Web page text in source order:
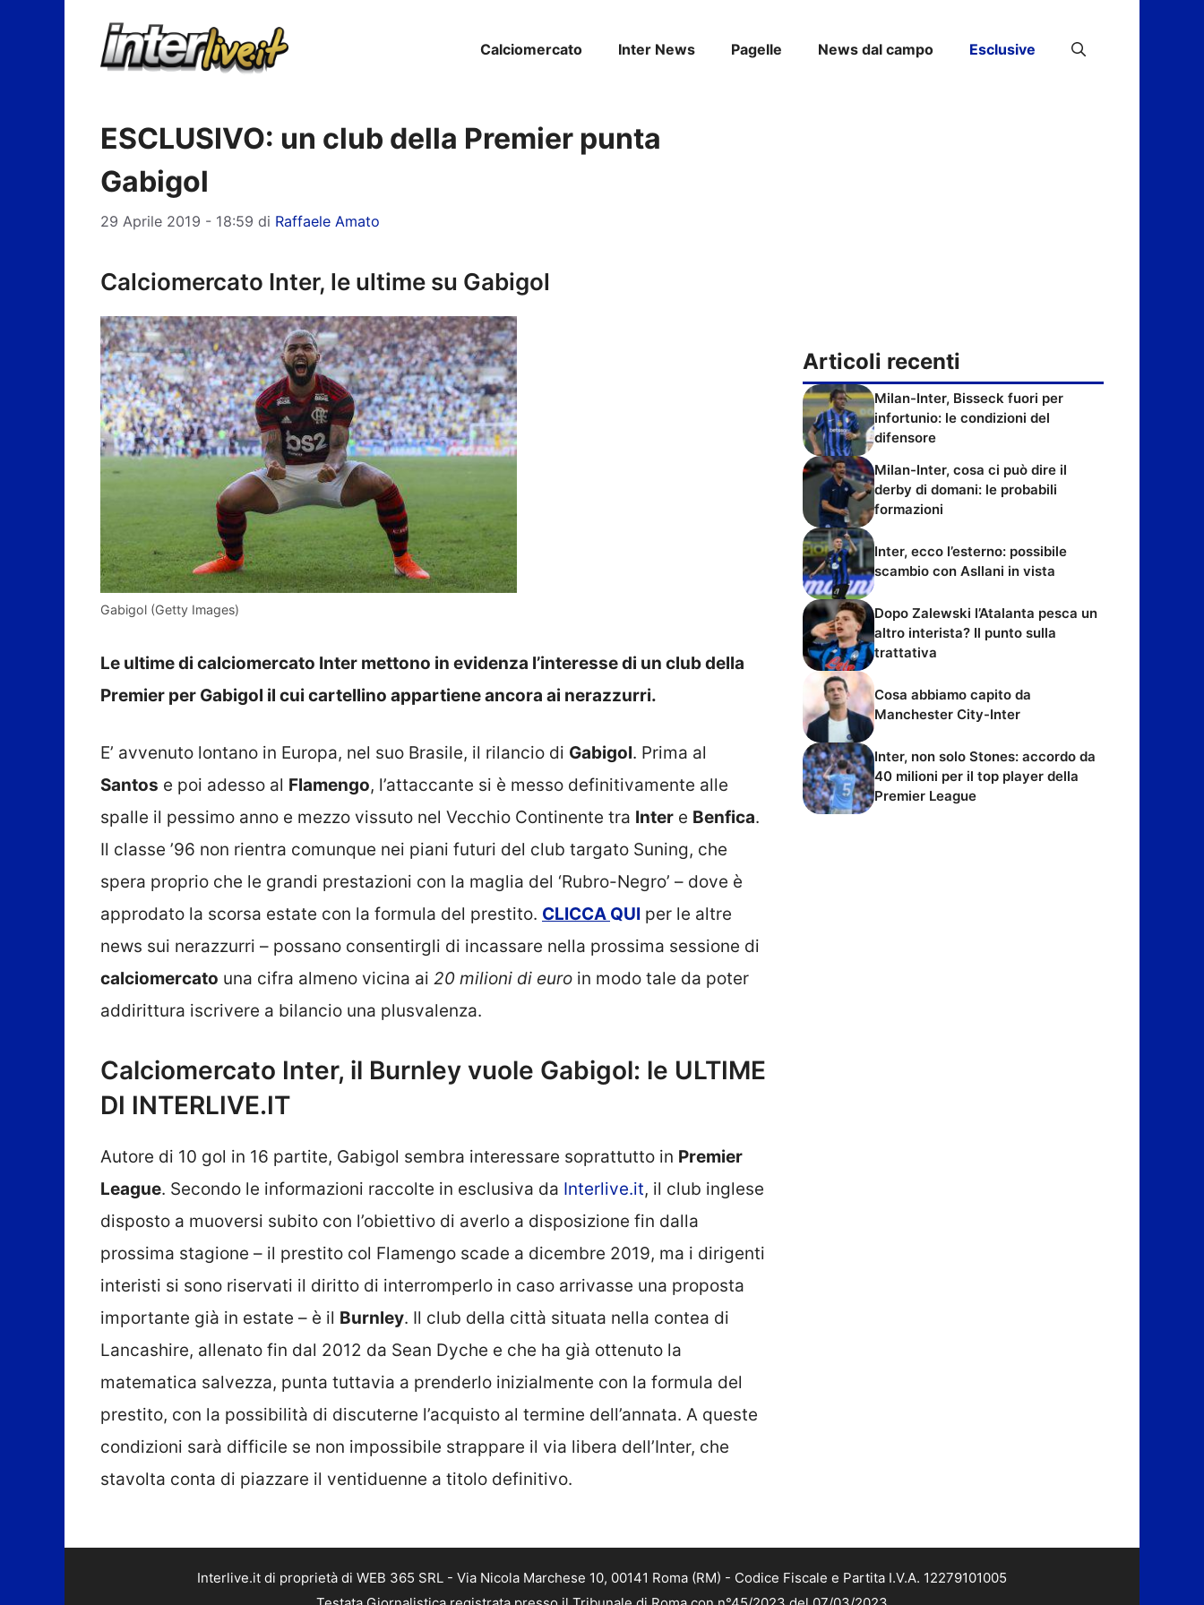
Calciomercato Inter News Pagelle News dal campo Esclusive
ESCLUSIVO: un club della Premier punta
Gabigol
29 Aprile 2019 - 18:59 di Raffaele Amato
Calciomercato Inter, le ultime su Gabigol
Gabigol (Getty Images)
Le ultime di calciomercato Inter mettono in evidenza l’interesse di un club della
Premier per Gabigol il cui cartellino appartiene ancora ai nerazzurri.
E’ avvenuto lontano in Europa, nel suo Brasile, il rilancio di Gabigol. Prima al
Santos e poi adesso al Flamengo, l’attaccante si è messo definitivamente alle
spalle il pessimo anno e mezzo vissuto nel Vecchio Continente tra Inter e Benfica.
Il classe ’96 non rientra comunque nei piani futuri del club targato Suning, che
spera proprio che le grandi prestazioni con la maglia del ‘Rubro-Negro’ – dove è
approdato la scorsa estate con la formula del prestito. CLICCA QUI per le altre
news sui nerazzurri – possano consentirgli di incassare nella prossima sessione di
calciomercato una cifra almeno vicina ai 20 milioni di euro in modo tale da poter
addirittura iscrivere a bilancio una plusvalenza.
Calciomercato Inter, il Burnley vuole Gabigol: le ULTIME
DI INTERLIVE.IT
Autore di 10 gol in 16 partite, Gabigol sembra interessare soprattutto in Premier
League. Secondo le informazioni raccolte in esclusiva da Interlive.it, il club inglese
disposto a muoversi subito con l’obiettivo di averlo a disposizione fin dalla
prossima stagione – il prestito col Flamengo scade a dicembre 2019, ma i dirigenti
interisti si sono riservati il diritto di interromperlo in caso arrivasse una proposta
importante già in estate – è il Burnley. Il club della città situata nella contea di
Lancashire, allenato fin dal 2012 da Sean Dyche e che ha già ottenuto la
matematica salvezza, punta tuttavia a prenderlo inizialmente con la formula del
prestito, con la possibilità di discuterne l’acquisto al termine dell’annata. A queste
condizioni sarà difficile se non impossibile strappare il via libera dell’Inter, che
stavolta conta di piazzare il ventiduenne a titolo definitivo.
Articoli recenti
Milan-Inter, Bisseck fuori per
infortunio: le condizioni del
difensore
Milan-Inter, cosa ci può dire il
derby di domani: le probabili
formazioni
Inter, ecco l’esterno: possibile
scambio con Asllani in vista
Dopo Zalewski l’Atalanta pesca un
altro interista? Il punto sulla
trattativa
Cosa abbiamo capito da
Manchester City-Inter
Inter, non solo Stones: accordo da
40 milioni per il top player della
Premier League
Interlive.it di proprietà di WEB 365 SRL - Via Nicola Marchese 10, 00141 Roma (RM) - Codice Fiscale e Partita I.V.A. 12279101005